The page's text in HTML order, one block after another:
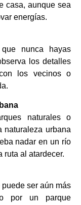
casa, aunque sea
energías.
nunca hayas
los detalles
los vecinos o
naturales o
urbana
nadar en un río
ruta al atardecer.
ser aún más
por un parque